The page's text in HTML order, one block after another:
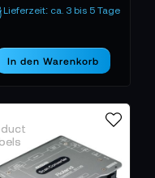
Klang und jedes
darf nicht
Idee, dem Moment,
DER
gesamte
Lieferzeit: ca. 3 bis 5 Tage
In den Warenkorb